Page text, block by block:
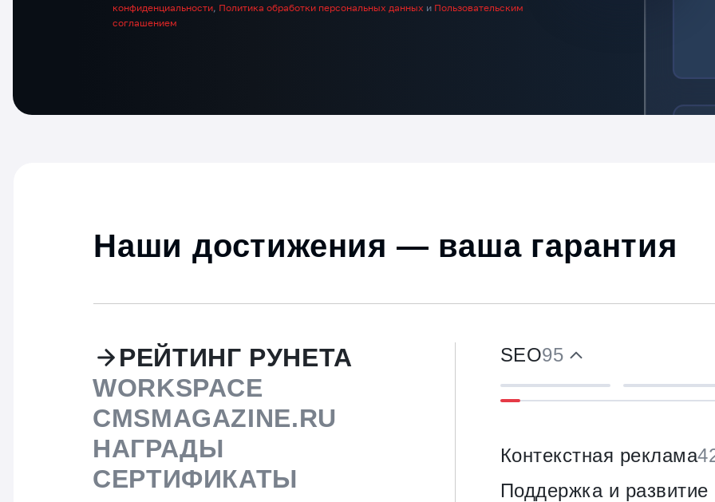
конфиденциальности, Политика обработки персональных данных и Пользовательским
соглашением
Наши достижения — ваша гарантия
РЕЙТИНГ РУНЕТА
WORKSPACE
CMSMAGAZINE.RU
НАГРАДЫ
СЕРТИФИКАТЫ
SEO95
Контекстная реклама
Поддержка и развитие